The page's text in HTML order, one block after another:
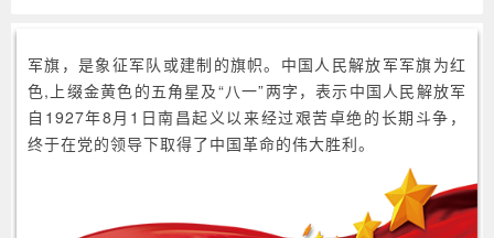
军旗，是象征军队或建制的旗帜。中国人民解放军军旗为红
色,上缀金黄色的五角星及“八一”两字，表示中国人民解放军
自1927年8月1日南昌起义以来经过艰苦卓绝的长期斗争，
终于在党的领导下取得了中国革命的伟大胜利。